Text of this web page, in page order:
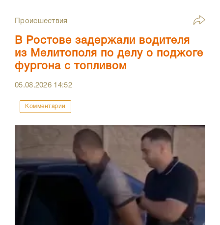
Происшествия
В Ростове задержали водителя
из Мелитополя по делу о поджоге
фургона с топливом
05.08.2026 14:52
Комментарии